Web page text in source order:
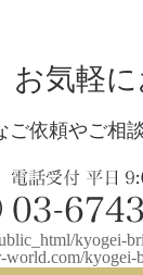
お気軽
ご依頼やご相
kyogei-
world.com/